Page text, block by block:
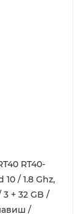
RT40-
10 / 1.8 Ghz,
+ 32 GB /
/